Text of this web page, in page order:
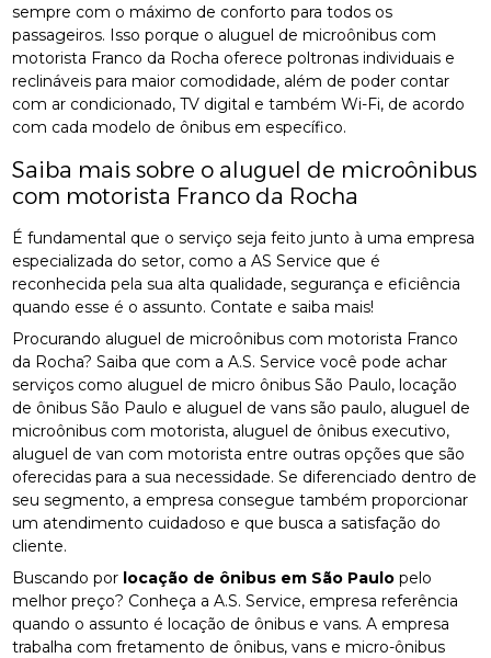
sempre com o máximo de conforto para todos os
passageiros. Isso porque o aluguel de microônibus com
motorista Franco da Rocha oferece poltronas individuais e
reclináveis para maior comodidade, além de poder contar
com ar condicionado, TV digital e também Wi-Fi, de acordo
com cada modelo de ônibus em específico.
Saiba mais sobre o aluguel de microônibus
com motorista Franco da Rocha
É fundamental que o serviço seja feito junto à uma empresa
especializada do setor, como a AS Service que é
reconhecida pela sua alta qualidade, segurança e eficiência
quando esse é o assunto. Contate e saiba mais!
Procurando aluguel de microônibus com motorista Franco
da Rocha? Saiba que com a A.S. Service você pode achar
serviços como aluguel de micro ônibus São Paulo, locação
de ônibus São Paulo e aluguel de vans são paulo, aluguel de
microônibus com motorista, aluguel de ônibus executivo,
aluguel de van com motorista entre outras opções que são
oferecidas para a sua necessidade. Se diferenciado dentro de
seu segmento, a empresa consegue também proporcionar
um atendimento cuidadoso e que busca a satisfação do
cliente.
Buscando por locação de ônibus em São Paulo pelo
melhor preço? Conheça a A.S. Service, empresa referência
quando o assunto é locação de ônibus e vans. A empresa
trabalha com fretamento de ônibus, vans e micro-ônibus